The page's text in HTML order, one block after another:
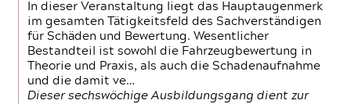
In dieser Veranstaltung liegt das Hauptaugenmerk
im gesamten Tätigkeitsfeld des Sachverständigen
für Schäden und Bewertung. Wesentlicher
Bestandteil ist sowohl die Fahrzeugbewertung in
Theorie und Praxis, als auch die Schadenaufnahme
und die damit ve…
Dieser sechswöchige Ausbildungsgang dient zur